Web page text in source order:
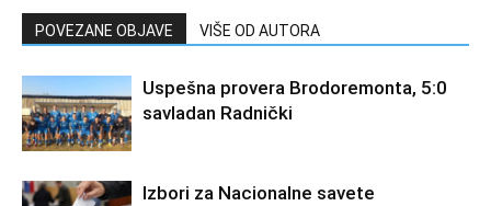
POVEZANE OBJAVE VIŠE OD AUTORA
Uspešna provera Brodoremonta, 5:0
savladan Radnički
Izbori za Nacionalne savete